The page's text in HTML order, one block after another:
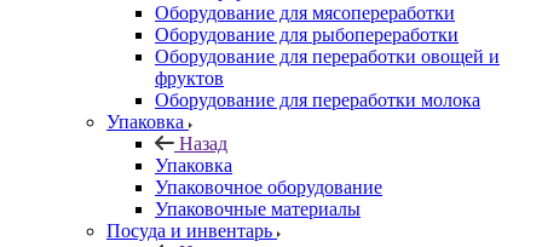
Оборудование для мясопереработки
Оборудование для рыбопереработки
Оборудование для переработки овощей и
фруктов
Оборудование для переработки молока
Упаковка
Назад
Упаковка
Упаковочное оборудование
Упаковочные материалы
Посуда и инвентарь